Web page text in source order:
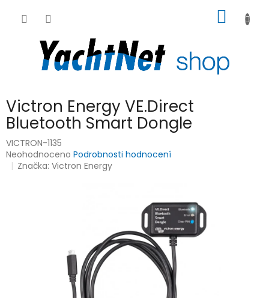
KOŠÍK
Victron Energy VE.Direct
Bluetooth Smart Dongle
VICTRON-1135
Průměrné
hodnocení
Neohodnoceno Podrobnosti hodnocení
Značka:Victron Energy